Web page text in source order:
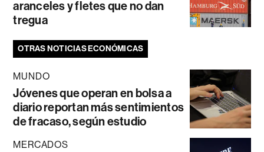
aranceles y fletes que no dan
tregua
OTRAS NOTICIAS ECONÓMICAS
MUNDO
Jóvenes que operan en bolsa a
diario reportan más sentimientos
de fracaso, según estudio
MERCADOS